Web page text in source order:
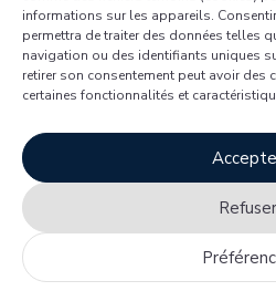
informations sur les appareils.
permettra de traiter des données telles
navigation ou des identifiants uniques
retirer son consentement peut avoir des
certaines fonctionnalités et
Refuser
 1100 boulevard René-
1205, Montréal (Québec) H3B
 514 866-1008
Conditions d’utilisation
Politique relative à
l’utilisation des témoins
©